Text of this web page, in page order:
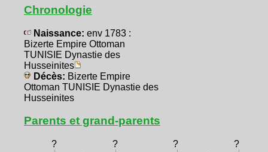
Chronologie
Naissance: env 1783 :
Bizerte Empire Ottoman
TUNISIE Dynastie des
Husseinites
Décès: Bizerte Empire
Ottoman TUNISIE Dynastie des
Husseinites
Parents et grand-parents
? ? ?
?